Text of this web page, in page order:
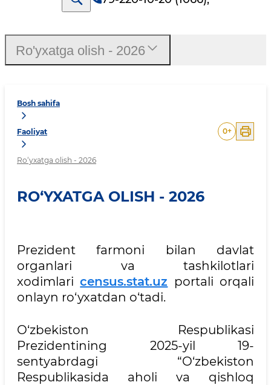
Bosh sahifa
Faoliyat
Ro‘yxatga olish - 2026
0+
RO‘YXATGA OLISH - 2026
Prezident farmoni bilan davlat
organlari va tashkilotlari
xodimlaricensus.stat.uz portali orqali
onlayn ro‘yxatdan o‘tadi.
O‘zbekiston Respublikasi
Prezidentining 2025-yil 19-
sentyabrdagi “O‘zbekiston
Respublikasida aholi va qishloq
Ro'yxatga olish - 2026